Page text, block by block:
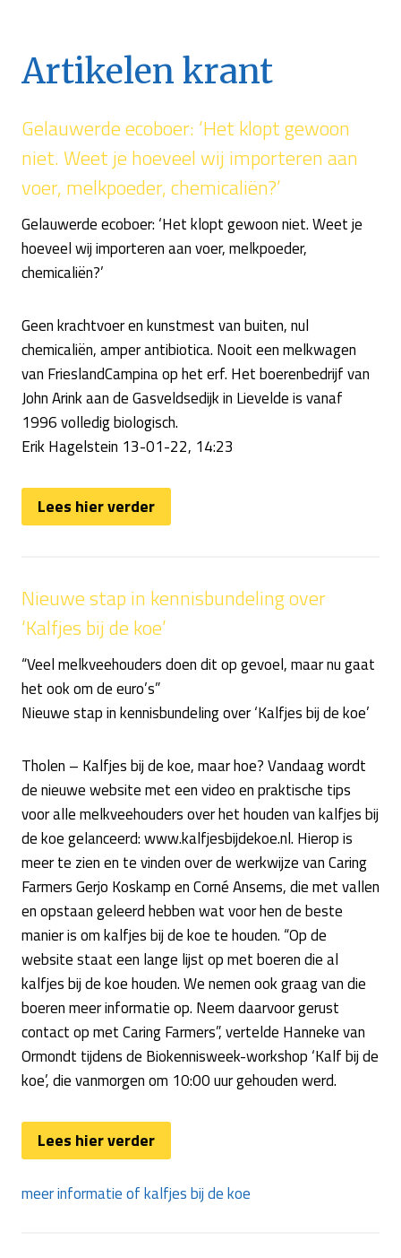
Artikelen krant
Gelauwerde ecoboer: ‘Het klopt gewoon
niet. Weet je hoeveel wij importeren aan
voer, melkpoeder, chemicaliën?’
Gelauwerde ecoboer: ‘Het klopt gewoon niet. Weet je
hoeveel wij importeren aan voer, melkpoeder,
chemicaliën?’
Geen krachtvoer en kunstmest van buiten, nul
chemicaliën, amper antibiotica. Nooit een melkwagen
van FrieslandCampina op het erf. Het boerenbedrijf van
John Arink aan de Gasveldsedijk in Lievelde is vanaf
1996 volledig biologisch.
Erik Hagelstein 13-01-22, 14:23
Lees hier verder
Nieuwe stap in kennisbundeling over
‘Kalfjes bij de koe’
“Veel melkveehouders doen dit op gevoel, maar nu gaat
het ook om de euro’s”
Nieuwe stap in kennisbundeling over ‘Kalfjes bij de koe’
Tholen – Kalfjes bij de koe, maar hoe? Vandaag wordt
de nieuwe website met een video en praktische tips
voor alle melkveehouders over het houden van kalfjes bij
de koe gelanceerd: www.kalfjesbijdekoe.nl. Hierop is
meer te zien en te vinden over de werkwijze van Caring
Farmers Gerjo Koskamp en Corné Ansems, die met vallen
en opstaan geleerd hebben wat voor hen de beste
manier is om kalfjes bij de koe te houden. “Op de
website staat een lange lijst op met boeren die al
kalfjes bij de koe houden. We nemen ook graag van die
boeren meer informatie op. Neem daarvoor gerust
contact op met Caring Farmers”, vertelde Hanneke van
Ormondt tijdens de Biokennisweek-workshop ‘Kalf bij de
koe’, die vanmorgen om 10:00 uur gehouden werd.
Lees hier verder
meer informatie of kalfjes bij de koe